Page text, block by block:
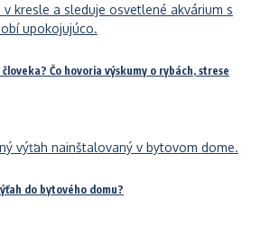
Čo hovoria výskumy o rybách, strese
do bytového domu?